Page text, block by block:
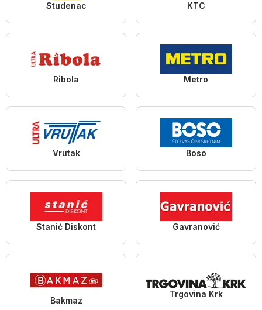
Studenac KTC
Ribola Metro
Vrutak Boso
Stanić Diskont Gavranović
Bakmaz
Trgovina Krk